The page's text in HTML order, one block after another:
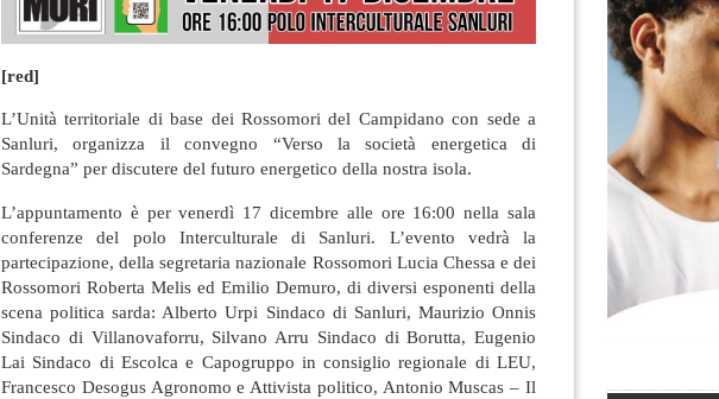
[red]
L’Unità territoriale di base dei Rossomori del Campidano con sede a
Sanluri, organizza il convegno “Verso la società energetica di
Sardegna” per discutere del futuro energetico della nostra isola.
L’appuntamento è per venerdì 17 dicembre alle ore 16:00 nella sala
conferenze del polo Interculturale di Sanluri. L’evento vedrà la
partecipazione, della segretaria nazionale Rossomori Lucia Chessa e dei
Rossomori Roberta Melis ed Emilio Demuro, di diversi esponenti della
scena politica sarda: Alberto Urpi Sindaco di Sanluri, Maurizio Onnis
Sindaco di Villanovaforru, Silvano Arru Sindaco di Borutta, Eugenio
Lai Sindaco di Escolca e Capogruppo in consiglio regionale di LEU,
Francesco Desogus Agronomo e Attivista politico, Antonio Muscas – Il